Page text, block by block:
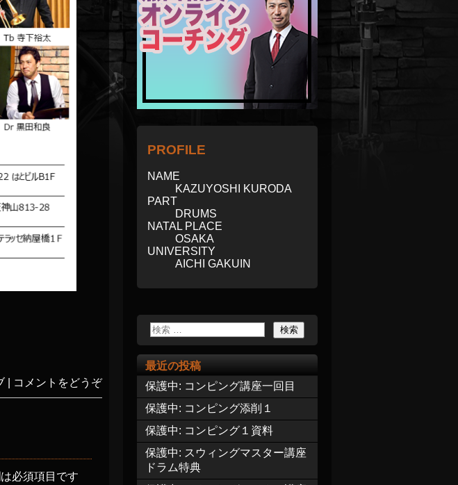
コメントをどうぞ
必須項目です
PROFILE
NAME
KAZUYOSHI KURODA
PART
DRUMS
NATAL PLACE
OSAKA
UNIVERSITY
AICHI GAKUIN
最近の投稿
保護中: コンピング講座一回目
保護中: コンピング添削１
保護中: コンピング１資料
保護中: スウィングマスター講座
ドラム特典